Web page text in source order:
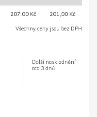
207,00 Kč 201,00 Kč
Všechny ceny jsou bez DPH
Další naskladnění
cca 3 dnů